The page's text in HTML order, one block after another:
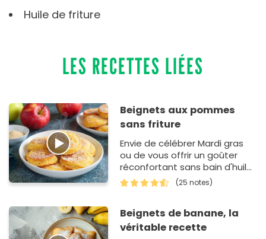
Huile de friture
LES RECETTES LIÉES
Beignets aux pommes
sans friture
Envie de célébrer Mardi gras
ou de vous offrir un goûter
réconfortant sans bain d'huile
? Cette recette de beignets
de pommes sans fritur…
(25 notes)
Beignets de banane, la
véritable recette